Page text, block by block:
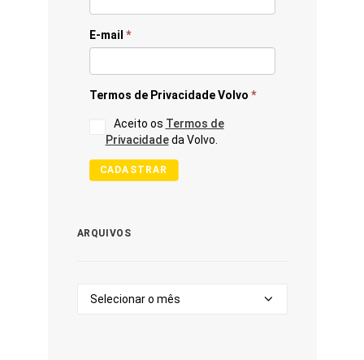
E-mail *
Termos de Privacidade Volvo *
Aceito os Termos de
Privacidadeda Volvo.
CADASTRAR
ARQUIVOS
Arquivos